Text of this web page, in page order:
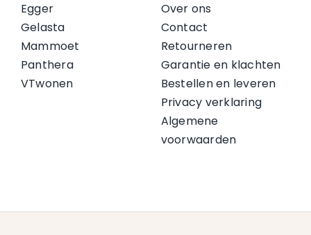
Egger
Gelasta
Mammoet
Panthera
VTwonen
Over ons
Contact
Retourneren
Garantie en klachten
Bestellen en leveren
Privacy verklaring
Algemene
voorwaarden